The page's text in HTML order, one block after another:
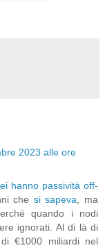
2023 alle ore
hanno passività off-
che si sapeva , ma
quando i nodi
ignorati. Al di là di
€1000 miliardi nel